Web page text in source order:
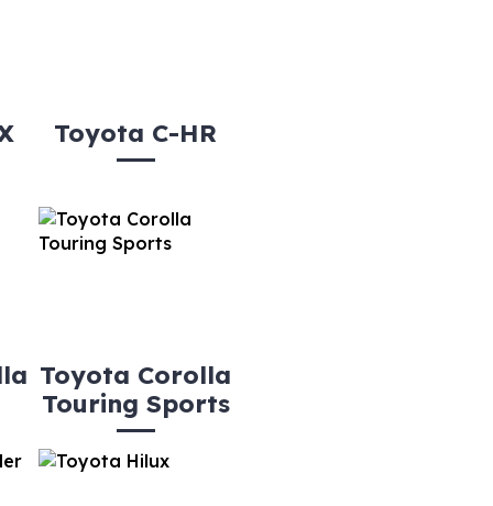
Toyota C-HR
Toyota Corolla
Touring Sports